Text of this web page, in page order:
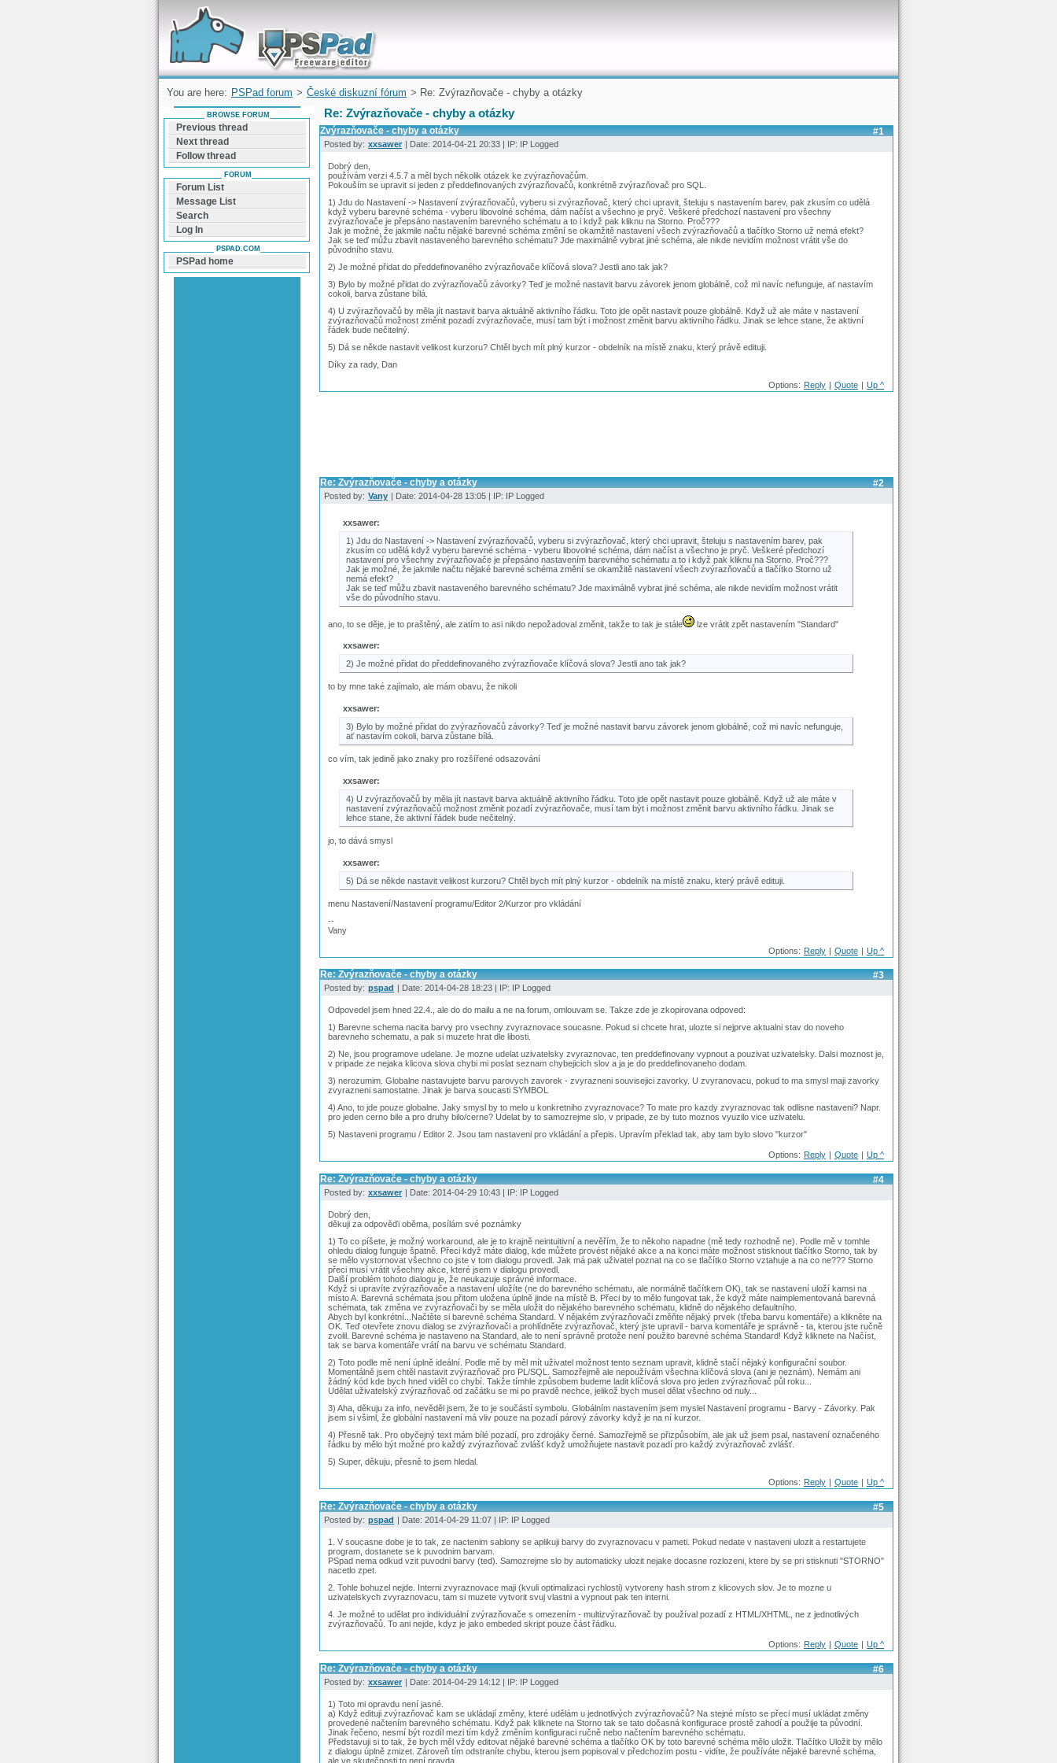
Forum can help you solve problems and quickly
find a solution with PSPad for Microsoft
Windows
You are here: PSPad forum > České diskuzní fórum > Re: Zvýrazňovače - chyby a otázky
Re: Zvýrazňovače - chyby a otázky
#1
Zvýrazňovače - chyby a otázky
Posted by: xxsawer | Date: 2014-04-21 20:33 | IP: IP Logged
Dobrý den,
používám verzi 4.5.7 a měl bych několik otázek ke zvýrazňovačům.
Pokouším se upravit si jeden z předdefinovaných zvýrazňovačů, konkrétně zvýrazňovač pro SQL.
1) Jdu do Nastavení -> Nastavení zvýrazňovačů, vyberu si zvýrazňovač, který chci upravit, šteluju s nastavením barev, pak zkusím co udělá
když vyberu barevné schéma - vyberu libovolné schéma, dám načíst a všechno je pryč. Veškeré předchozí nastavení pro všechny
zvýrazňovače je přepsáno nastavením barevného schématu a to i když pak kliknu na Storno. Proč???
Jak je možné, že jakmile načtu nějaké barevné schéma změní se okamžitě nastavení všech zvýrazňovačů a tlačítko Storno už nemá efekt?
Jak se teď můžu zbavit nastaveného barevného schématu? Jde maximálně vybrat jiné schéma, ale nikde nevidím možnost vrátit vše do
původního stavu.
2) Je možné přidat do předdefinovaného zvýrazňovače klíčová slova? Jestli ano tak jak?
3) Bylo by možné přidat do zvýrazňovačů závorky? Teď je možné nastavit barvu závorek jenom globálně, což mi navíc nefunguje, ať nastavím
cokoli, barva zůstane bílá.
4) U zvýrazňovačů by měla jít nastavit barva aktuálně aktivního řádku. Toto jde opět nastavit pouze globálně. Když už ale máte v nastavení
zvýrazňovačů možnost změnit pozadí zvýrazňovače, musí tam být i možnost změnit barvu aktivního řádku. Jinak se lehce stane, že aktivní
řádek bude nečitelný.
5) Dá se někde nastavit velikost kurzoru? Chtěl bych mít plný kurzor - obdelník na místě znaku, který právě edituji.
Díky za rady, Dan
Options: Reply | Quote | Up ^
#2
Re: Zvýrazňovače - chyby a otázky
Posted by: Vany | Date: 2014-04-28 13:05 | IP: IP Logged
xxsawer:
1) Jdu do Nastavení -> Nastavení zvýrazňovačů, vyberu si zvýrazňovač, který chci upravit, šteluju s nastavením barev, pak
zkusím co udělá když vyberu barevné schéma - vyberu libovolné schéma, dám načíst a všechno je pryč. Veškeré předchozí
nastavení pro všechny zvýrazňovače je přepsáno nastavením barevného schématu a to i když pak kliknu na Storno. Proč???
Jak je možné, že jakmile načtu nějaké barevné schéma změní se okamžitě nastavení všech zvýrazňovačů a tlačítko Storno už
nemá efekt?
Jak se teď můžu zbavit nastaveného barevného schématu? Jde maximálně vybrat jiné schéma, ale nikde nevidím možnost vrátit
vše do původního stavu.
ano, to se děje, je to praštěný, ale zatím to asi nikdo nepožadoval změnit, takže to tak je stále lze vrátit zpět nastavením "Standard"
xxsawer:
2) Je možné přidat do předdefinovaného zvýrazňovače klíčová slova? Jestli ano tak jak?
to by mne také zajímalo, ale mám obavu, že nikoli
xxsawer:
3) Bylo by možné přidat do zvýrazňovačů závorky? Teď je možné nastavit barvu závorek jenom globálně, což mi navíc nefunguje,
ať nastavím cokoli, barva zůstane bílá.
co vím, tak jedině jako znaky pro rozšířené odsazování
xxsawer:
4) U zvýrazňovačů by měla jít nastavit barva aktuálně aktivního řádku. Toto jde opět nastavit pouze globálně. Když už ale máte v
nastavení zvýrazňovačů možnost změnit pozadí zvýrazňovače, musí tam být i možnost změnit barvu aktivního řádku. Jinak se
lehce stane, že aktivní řádek bude nečitelný.
jo, to dává smysl
xxsawer:
5) Dá se někde nastavit velikost kurzoru? Chtěl bych mít plný kurzor - obdelník na místě znaku, který právě edituji.
menu Nastavení/Nastavení programu/Editor 2/Kurzor pro vkládání
--
Vany
Options: Reply | Quote | Up ^
#3
Re: Zvýrazňovače - chyby a otázky
Posted by: pspad | Date: 2014-04-28 18:23 | IP: IP Logged
Odpovedel jsem hned 22.4., ale do do mailu a ne na forum, omlouvam se. Takze zde je zkopirovana odpoved:
1) Barevne schema nacita barvy pro vsechny zvyraznovace soucasne. Pokud si chcete hrat, ulozte si nejprve aktualni stav do noveho
barevneho schematu, a pak si muzete hrat dle libosti.
2) Ne, jsou programove udelane. Je mozne udelat uzivatelsky zvyraznovac, ten preddefinovany vypnout a pouzivat uzivatelsky. Dalsi moznost je,
v pripade ze nejaka klicova slova chybi mi poslat seznam chybejicich slov a ja je do preddefinovaneho dodam.
3) nerozumim. Globalne nastavujete barvu parovych zavorek - zvyrazneni souvisejici zavorky. U zvyranovacu, pokud to ma smysl maji zavorky
zvyrazneni samostatne. Jinak je barva soucasti SYMBOL
4) Ano, to jde pouze globalne. Jaky smysl by to melo u konkretniho zvyraznovace? To mate pro kazdy zvyraznovac tak odlisne nastaveni? Napr.
pro jeden cerno bile a pro druhy bilo/cerne? Udelat by to samozrejme slo, v pripade, ze by tuto moznos vyuzilo vice uzivatelu.
5) Nastaveni programu / Editor 2. Jsou tam nastaveni pro vkládání a přepis. Upravím překlad tak, aby tam bylo slovo "kurzor"
Options: Reply Quote Up ^
#4
Re: Zvýrazňovače - chyby a otázky
Posted by: xxsawer | Date: 2014-04-29 10:43 | IP: IP Logged
Dobrý den,
děkuji za odpověďi oběma, posílám své poznámky
1) To co píšete, je možný workaround, ale je to krajně neintuitivní a nevěřím, že to někoho napadne (mě tedy rozhodně ne). Podle mě v tomhle
ohledu dialog funguje špatně. Přeci když máte dialog, kde můžete provést nějaké akce a na konci máte možnost stisknout tlačítko Storno, tak by
se mělo vystornovat všechno co jste v tom dialogu provedl. Jak má pak uživatel poznat na co se tlačítko Storno vztahuje a na co ne??? Storno
přeci musí vrátit všechny akce, které jsem v dialogu provedl.
Další problém tohoto dialogu je, že neukazuje správné informace.
Když si upravíte zvýrazňovače a nastavení uložíte (ne do barevného schématu, ale normálně tlačítkem OK), tak se nastavení uloží kamsi na
místo A. Barevná schémata jsou přitom uložena úplně jinde na místě B. Přeci by to mělo fungovat tak, že když máte naimplementovaná barevná
schémata, tak změna ve zvýrazňovači by se měla uložit do nějakého barevného schématu, klidně do nějakého defaultního.
Abych byl konkrétní...Načtěte si barevné schéma Standard. V nějakém zvýrazňovači změňte nějaký prvek (třeba barvu komentáře) a klikněte na
OK. Teď otevřete znovu dialog se zvýrazňovači a prohlídněte zvýrazňovač, který jste upravil - barva komentáře je správně - ta, kterou jste ručně
zvolil. Barevné schéma je nastaveno na Standard, ale to není správně protože není použito barevné schéma Standard! Když kliknete na Načíst,
tak se barva komentáře vrátí na barvu ve schématu Standard.
2) Toto podle mě není úplně ideální. Podle mě by měl mít uživatel možnost tento seznam upravit, klidně stačí nějaký konfigurační soubor.
Momentálně jsem chtěl nastavit zvýrazňovač pro PL/SQL. Samozřejmě ale nepoužívám všechna klíčová slova (ani je neznám). Nemám ani
žádný kód kde bych hned viděl co chybí. Takže tímhle způsobem budeme ladit klíčová slova pro jeden zvýrazňovač půl roku...
Udělat uživatelský zvýrazňovač od začátku se mi po pravdě nechce, jelikož bych musel dělat všechno od nuly...
3) Aha, děkuju za info, nevěděl jsem, že to je součástí symbolu. Globálním nastavením jsem myslel Nastavení programu - Barvy - Závorky. Pak
jsem si všiml, že globální nastavení má vliv pouze na pozadí párový závorky když je na ní kurzor.
4) Přesně tak. Pro obyčejný text mám bílé pozadí, pro zdrojáky černé. Samozřejmě se přizpůsobím, ale jak už jsem psal, nastavení označeného
řádku by mělo být možné pro každý zvýrazňovač zvlášť když umožňujete nastavit pozadí pro každý zvýrazňovač zvlášť.
5) Super, děkuju, přesně to jsem hledal.
Options: Reply | Quote | Up ^
#5
Re: Zvýrazňovače - chyby a otázky
Posted by: pspad | Date: 2014-04-29 11:07 | IP: IP Logged
1. V soucasne dobe je to tak, ze nactenim sablony se aplikuji barvy do zvyraznovacu v pameti. Pokud nedate v nastaveni ulozit a restartujete
program, dostanete se k puvodnim barvam.
PSpad nema odkud vzit puvodni barvy (ted). Samozrejme slo by automaticky ulozit nejake docasne rozlozeni, ktere by se pri stisknuti "STORNO"
nacetlo zpet.
2. Tohle bohuzel nejde. Interni zvyraznovace maji (kvuli optimalizaci rychlosti) vytvoreny hash strom z klicovych slov. Je to mozne u
uzivatelskych zvyraznovacu, tam si muzete vytvorit svuj vlastni a vypnout pak ten interni.
4. Je možné to udělat pro individuální zvýrazňovače s omezením - multizvýrazňovač by používal pozadí z HTML/XHTML, ne z jednotlivých
zvýrazňovačů. To ani nejde, kdyz je jako embeded skript pouze část řádku.
Options: Reply | Quote | Up ^
#6
Re: Zvýrazňovače - chyby a otázky
Posted by: xxsawer | Date: 2014-04-29 14:12 | IP: IP Logged
1) Toto mi opravdu není jasné.
a) Když edituji zvýrazňovač kam se ukládají změny, které udělám u jednotlivých zvýrazňovačů? Na stejné místo se přeci musí ukládat změny
provedené načtením barevného schématu. Když pak kliknete na Storno tak se tato dočasná konfigurace prostě zahodí a použije ta původní.
Jinak řečeno, nesmí být rozdíl mezi tím když změním konfiguraci ručně nebo načtením barevného schématu.
Představuji si to tak, že bych měl vždy editovat nějaké barevné schéma a tlačítko OK by toto barevné schéma mělo uložit. Tlačítko Uložit by mělo
z dialogu úplně zmizet. Zároveň tím odstraníte chybu, kterou jsem popisoval v předchozím postu - vidíte, že používáte nějaké barevné schéma,
ale ve skutečnosti to není pravda.
BROWSE FORUM
Previous thread
Next thread
Follow thread
FORUM
Forum List
Message List
Search
Log In
PSPAD.COM
PSPad home